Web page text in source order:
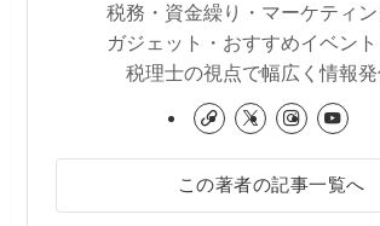
税務・資金繰り・マーケティ
ガジェット・おすすめイベント
税理士の視点で幅広く情報発
この著者の記事一覧へ